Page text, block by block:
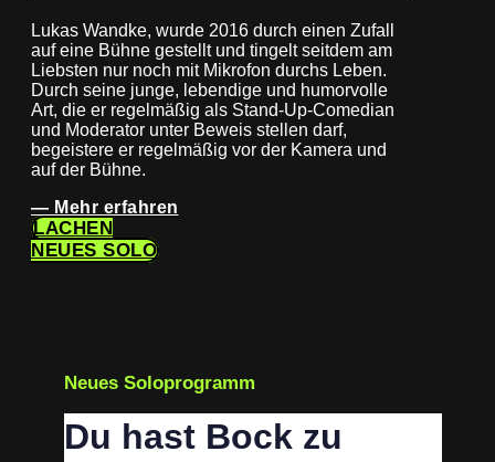
Lukas Wandke, wurde 2016 durch einen Zufall
auf eine Bühne gestellt und tingelt seitdem am
Liebsten nur noch mit Mikrofon durchs Leben.
Durch seine junge, lebendige und humorvolle
Art, die er regelmäßig als Stand-Up-Comedian
und Moderator unter Beweis stellen darf,
begeistere er regelmäßig vor der Kamera und
auf der Bühne.
— Mehr erfahren
LACHEN
NEUES SOLO
Neues Soloprogramm
Du hast Bock zu